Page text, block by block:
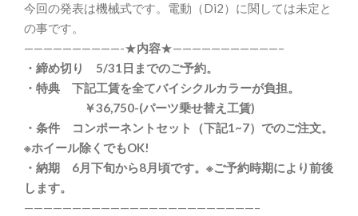
今回の発表は機械式です。電動（Di2）に関しては未定と
の事です。
——————————-★内容★———————————–
・締め切り 5/31日までのご予約。
・特典 下記工賃を全てバイシクルカラーが負担。
￥36,750-(パーツ乗せ替え工賃)
・条件 コンポーネントセット（下記1~7）でのご注文。
※ホイール除くでもOK!
・納期 6月下旬から8月頃です。※ご予約時期により前後
します。
————————————————————————–